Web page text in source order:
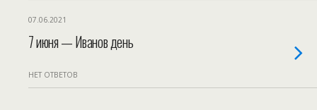
07.06.2021
7 июня — Иванов день
НЕТ ОТВЕТОВ